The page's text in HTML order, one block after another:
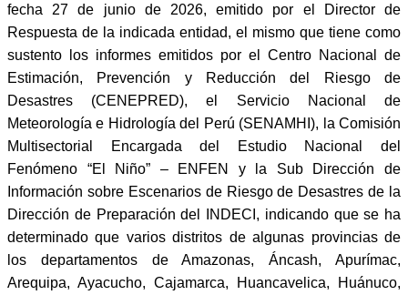
fecha 27 de junio de 2026, emitido por el Director de
Respuesta de la indicada entidad, el mismo que tiene como
sustento los informes emitidos por el Centro Nacional de
Estimación, Prevención y Reducción del Riesgo de
Desastres (CENEPRED), el Servicio Nacional de
Meteorología e Hidrología del Perú (SENAMHI), la Comisión
Multisectorial Encargada del Estudio Nacional del
Fenómeno “El Niño” – ENFEN y la Sub Dirección de
Información sobre Escenarios de Riesgo de Desastres de la
Dirección de Preparación del INDECI, indicando que se ha
determinado que varios distritos de algunas provincias de
los departamentos de Amazonas, Áncash, Apurímac,
Arequipa, Ayacucho, Cajamarca, Huancavelica, Huánuco,